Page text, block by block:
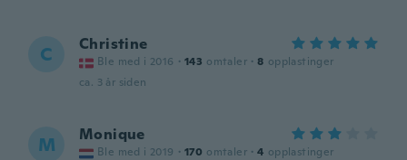
C Christine
Ble med i 2016 · 143 omtaler · 8 opplastinger
ca. 3 år siden
M Monique
Ble med i 2019 · 170 omtaler · 4 opplastinger